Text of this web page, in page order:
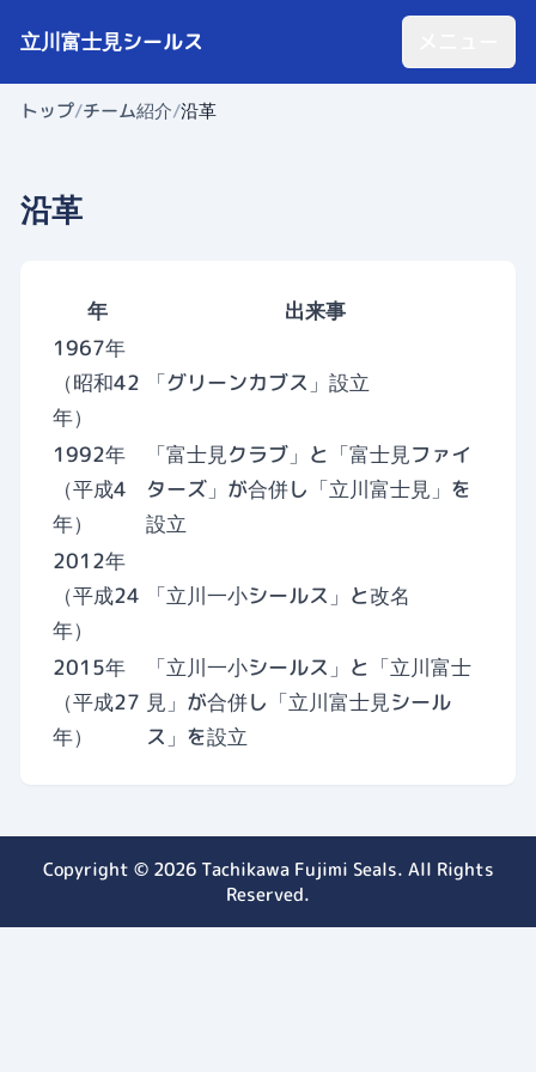
立川富士見シールス
トップ/チーム紹介/沿革
沿革
年
出来事
1967年
（昭和42
年）
「グリーンカブス」設立
1992年
（平成4
年）
「富士見クラブ」と「富士見ファイ
ターズ」が合併し「立川富士見」を
設立
2012年
（平成24
年）
「立川一小シールス」と改名
2015年
（平成27
年）
「立川一小シールス」と「立川富士
見」が合併し「立川富士見シール
ス」を設立
Copyright © 2026 Tachikawa Fujimi Seals. All Rights
Reserved.